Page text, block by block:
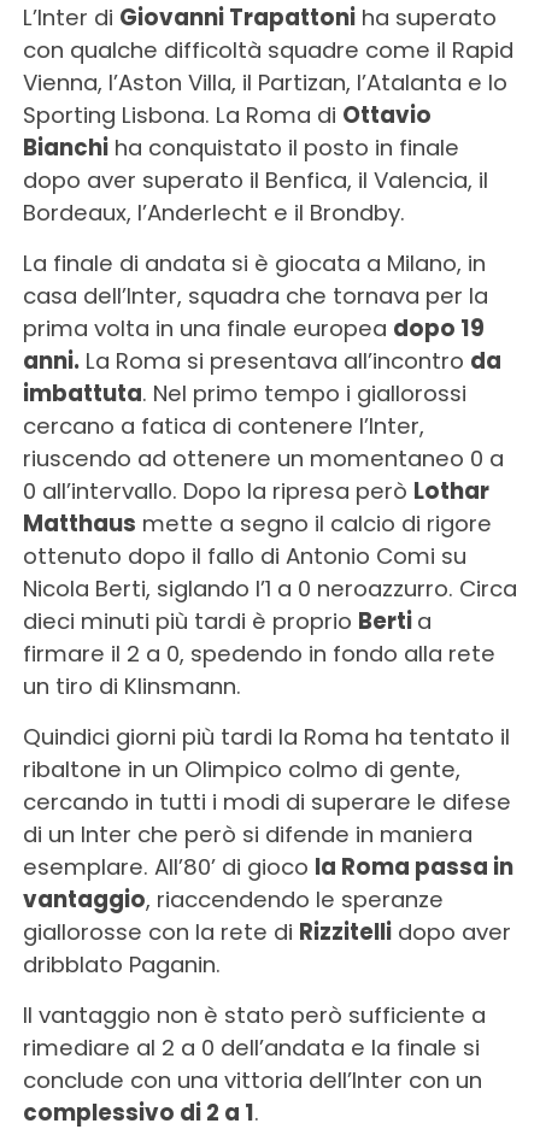
L’Inter di Giovanni Trapattoniha superato
con qualche difficoltà squadre come il Rapid
Vienna, l’Aston Villa, il Partizan, l’Atalanta e lo
Sporting Lisbona. La Roma di Ottavio
Bianchiha conquistato il posto in finale
dopo aver superato il Benfica, il Valencia, il
Bordeaux, l’Anderlecht e il Brondby.
La finale di andata si è giocata a Milano, in
casa dell’Inter, squadra che tornava per la
prima volta in una finale europea dopo 19
anni. La Roma si presentava all’incontro da
imbattuta. Nel primo tempo i giallorossi
cercano a fatica di contenere l’Inter,
riuscendo ad ottenere un momentaneo 0 a
0 all’intervallo. Dopo la ripresa però Lothar
Matthaus mette a segno il calcio di rigore
ottenuto dopo il fallo di Antonio Comi su
Nicola Berti, siglando l’1 a 0 neroazzurro. Circa
dieci minuti più tardi è proprio Berti a
firmare il 2 a 0, spedendo in fondo alla rete
un tiro di Klinsmann.
Quindici giorni più tardi la Roma ha tentato il
ribaltone in un Olimpico colmo di gente,
cercando in tutti i modi di superare le difese
di un Inter che però si difende in maniera
esemplare. All’80’ di gioco la Roma passa in
vantaggio, riaccendendo le speranze
giallorosse con la rete di Rizzitellidopo aver
dribblato Paganin.
Il vantaggio non è stato però sufficiente a
rimediare al 2 a 0 dell’andata e la finale si
conclude con una vittoria dell’Inter con un
complessivo di 2 a 1.